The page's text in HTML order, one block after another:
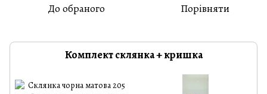
До обраного Порівняти
Комплект склянка + кришка